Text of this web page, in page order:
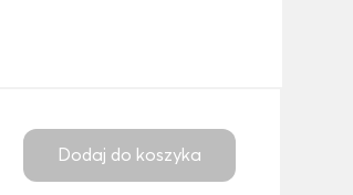
Dodaj do koszyka